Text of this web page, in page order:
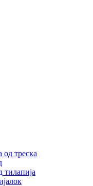
од треска
тилапија